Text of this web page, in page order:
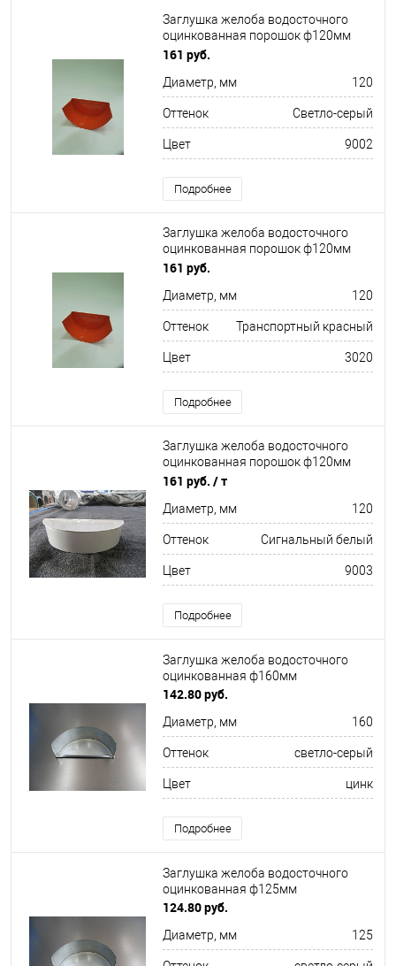
Заглушка желоба водосточного
оцинкованная порошок ф120мм
RAL 9002
161 руб.
Диаметр, мм 120
Оттенок Светло-серый
Цвет 9002
Подробнее
Заглушка желоба водосточного
оцинкованная порошок ф120мм
RAL 3020
161 руб.
Диаметр, мм 120
Оттенок Транспортный красный
Цвет 3020
Подробнее
Заглушка желоба водосточного
оцинкованная порошок ф120мм
RAL 9003
161 руб. / т
Диаметр, мм 120
Оттенок Сигнальный белый
Цвет 9003
Подробнее
Заглушка желоба водосточного
оцинкованная ф160мм
142.80 руб.
Диаметр, мм 160
Оттенок светло-серый
Цвет цинк
Подробнее
Заглушка желоба водосточного
оцинкованная ф125мм
124.80 руб.
Диаметр, мм 125